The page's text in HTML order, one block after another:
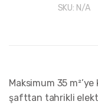
SKU: N/A
Maksimum 35
şafttan tahrikli